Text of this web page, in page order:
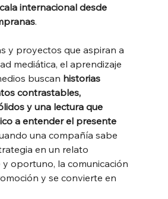
internacional desde
.
y proyectos que aspiran a
mediática, el aprendizaje
buscan historias
contrastables,
y una lectura que
a entender el presente
una compañía sabe
en un relato
oportuno, la comunicación
y se convierte en